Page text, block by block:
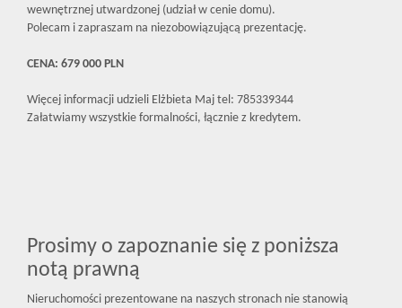
wewnętrznej utwardzonej (udział w cenie domu).
Polecam i zapraszam na niezobowiązującą prezentację.
CENA: 679 000 PLN
Więcej informacji udzieli Elżbieta Maj tel: 785339344
Załatwiamy wszystkie formalności, łącznie z kredytem.
Prosimy o zapoznanie się z poniższa
notą prawną
Nieruchomości prezentowane na naszych stronach nie stanowią